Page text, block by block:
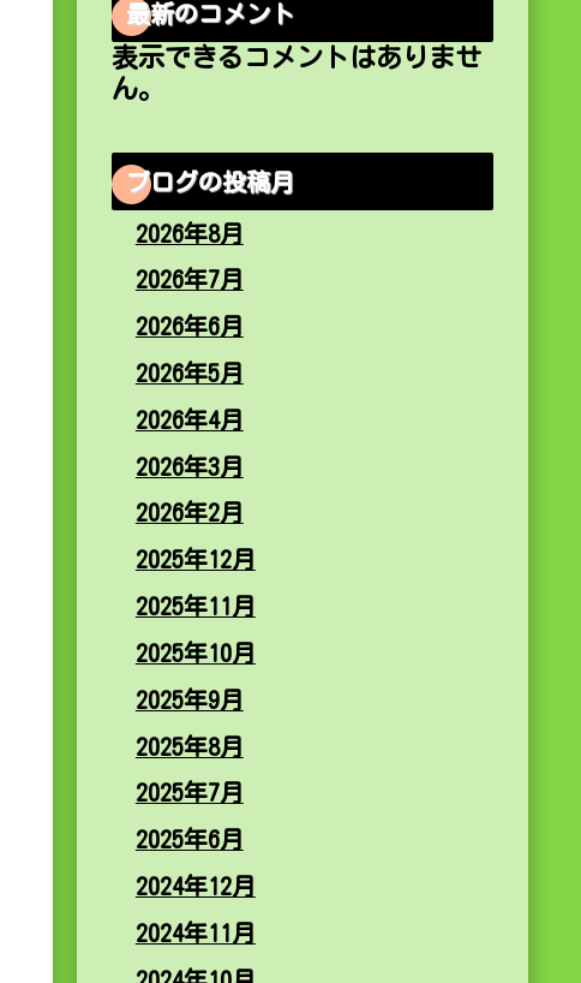
最新のコメント
表示できるコメントはありませ
ん。
ブログの投稿月
2026年8月
2026年7月
2026年6月
2026年5月
2026年4月
2026年3月
2026年2月
2025年12月
2025年11月
2025年10月
2025年9月
2025年8月
2025年7月
2025年6月
2024年12月
2024年11月